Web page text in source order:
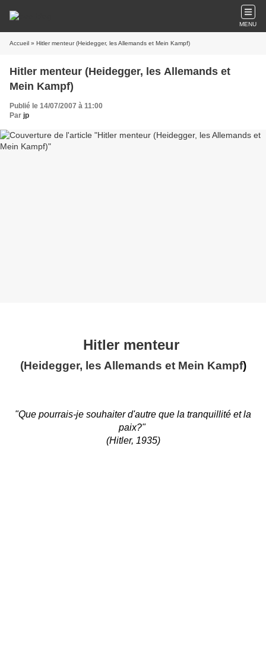
MENU
Accueil » Hitler menteur (Heidegger, les Allemands et Mein Kampf)
Hitler menteur (Heidegger, les Allemands et
Mein Kampf)
Publié le 14/07/2007 à 11:00
Par jp
Hitler menteur
(Heidegger, les Allemands et Mein Kampf)
"Que pourrais-je souhaiter d'autre que la tranquillité et la
paix?"
(Hitler, 1935)